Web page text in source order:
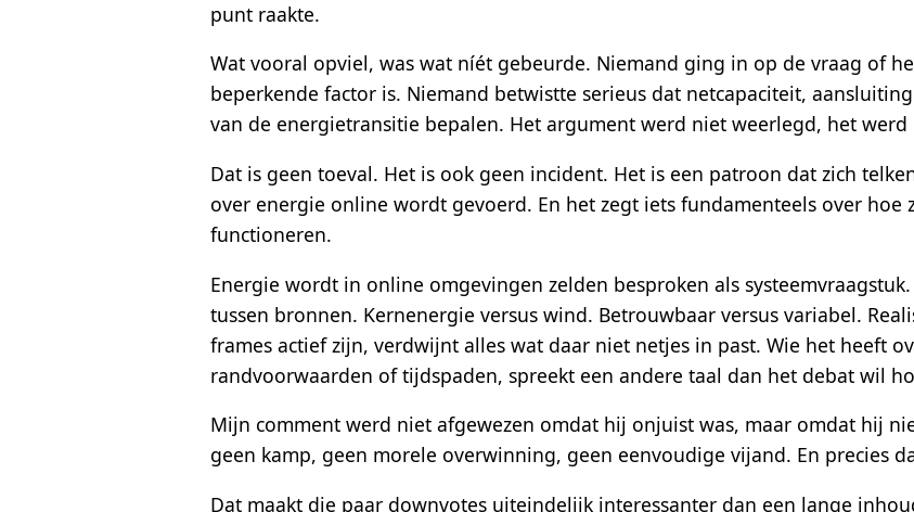
punt raakte.
Wat vooral opviel, was wat níét gebeurde. Niemand ging in op de vraag of
beperkende factor is. Niemand betwistte serieus dat netcapaciteit,
van de energietransitie bepalen. Het argument werd niet weerlegd, het werd
Dat is geen toeval. Het is ook geen incident. Het is een patroon dat zich
over energie online wordt gevoerd. En het zegt iets fundamenteels over hoe
functioneren.
Energie wordt in online omgevingen zelden besproken als
tussen bronnen. Kernenergie versus wind. Betrouwbaar versus variabel.
frames actief zijn, verdwijnt alles wat daar niet netjes in past. Wie het heeft
randvoorwaarden of tijdspaden, spreekt een andere taal dan het debat wil
Mijn comment werd niet afgewezen omdat hij onjuist was, maar omdat hij
geen kamp, geen morele overwinning, geen eenvoudige vijand. En precies
Dat maakt die paar downvotes uiteindelijk interessanter dan een lange